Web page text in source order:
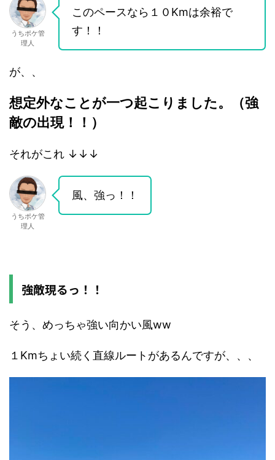
うちポケ管
理人
このペースなら１０Kmは余裕で
す！！
が、、
想定外なことが一つ起こりました。（強
敵の出現！！）
それがこれ ↓↓↓
うちポケ管
理人
風、強っ！！
強敵現るっ！！
そう、めっちゃ強い向かい風ww
１Kmちょい続く直線ルートがあるんですが、、、